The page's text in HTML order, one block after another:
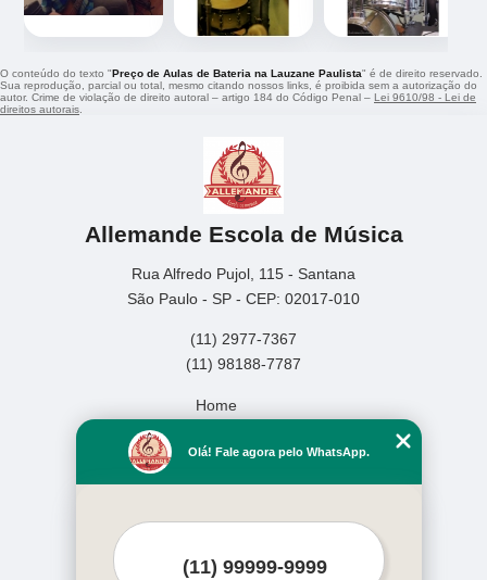
O conteúdo do texto "Preço de Aulas de Bateria na Lauzane Paulista" é de direito reservado.
Sua reprodução, parcial ou total, mesmo citando nossos links, é proibida sem a autorização do
autor. Crime de violação de direito autoral – artigo 184 do Código Penal – Lei 9610/98 - Lei de
direitos autorais
Allemande Escola de Música
Rua Alfredo Pujol, 115 - Santana
São Paulo - SP - CEP: 02017-010
(11) 2977-7367
(11) 98188-7787
Home
Missão
Serviços
Mais Serviços
Olá! Fale agora pelo WhatsApp.